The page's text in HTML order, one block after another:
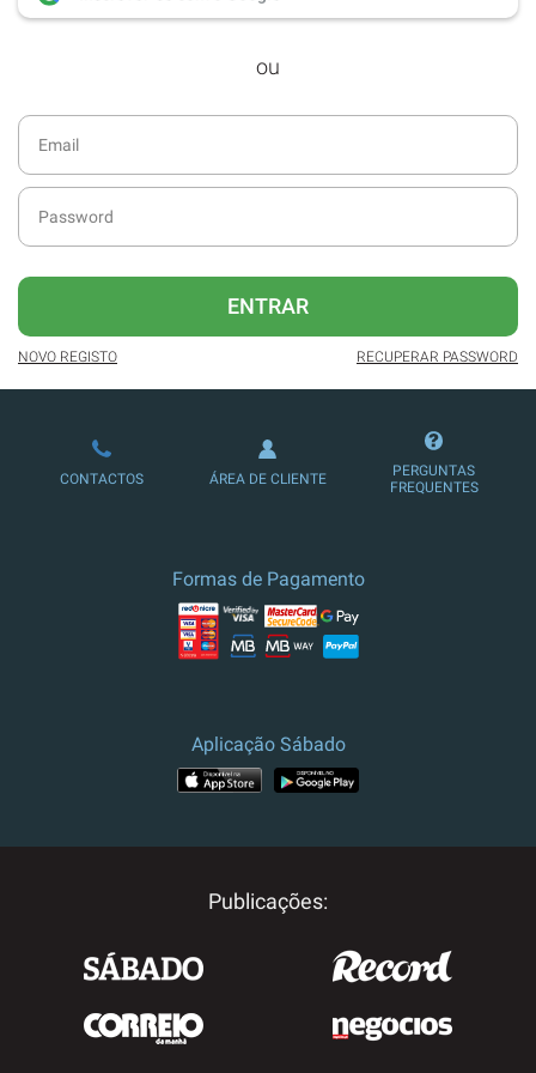
desde dezembro de 2016.
Acesso ao formato digital da SÁBADO
SÁBADO.
diário da atualidade.
publicidade reduzida e não invasiva
no site.
Possibilidade de ler e/ou ouvir artigos.
Ofertas e descontos em produtos,
serviços, eventos desportivos e
ou
ENTRAR
NOVO REGISTO RECUPERAR PASSWORD
CONTACTOS ÁREA DE CLIENTE
PERGUNTAS
FREQUENTES
Formas de Pagamento
Aplicação Sábado
Publicações: